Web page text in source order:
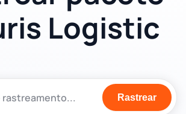
Logistic
Rastrear